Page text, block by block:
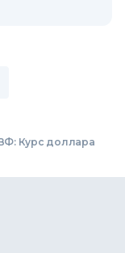
Курс доллара